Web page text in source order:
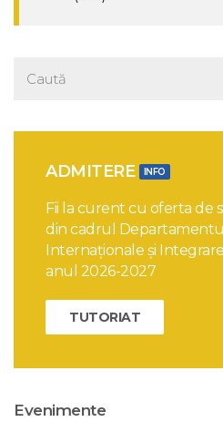
ADMITERE INFO
Fii la curent cu oferta de
din cadrul
Internaționale și
anul 2026-2027
TUTORIAT
Evenimente